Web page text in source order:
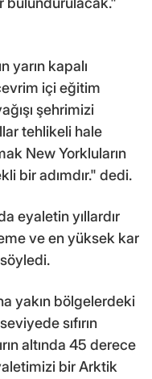
yarın kapalı
içi eğitim
şehrimizi
tehlikeli hale
New Yorkluların
bir adımdır." dedi.
eyaletin yıllardır
ve en yüksek kar
söyledi.
yakın bölgelerdeki
sıfırın
altında 45 derece
bir Arktik